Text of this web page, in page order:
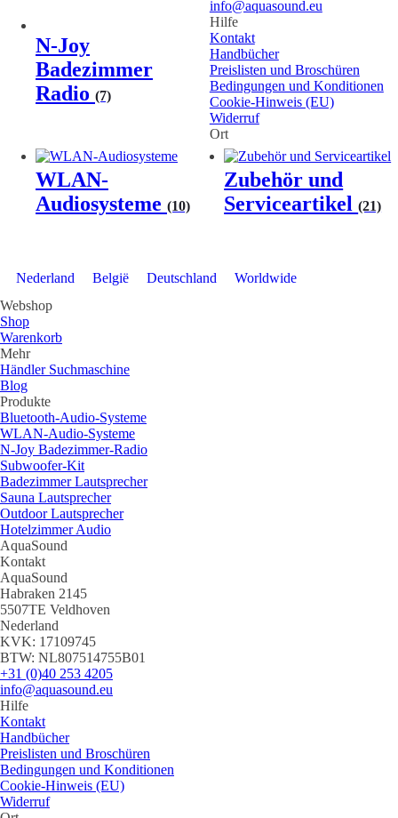
N-Joy
Badezimmer
Radio (7)
WLAN-
Audiosysteme (10)
Zubehör und
Serviceartikel(21)
info@aquasound.eu
Hilfe
Kontakt
Handbücher
Preislisten und Broschüren
Bedingungen und Konditionen
Cookie-Hinweis (EU)
Widerruf
Ort
Nederland België Deutschland
Worldwide
Webshop
Shop
Warenkorb
Mehr
Händler Suchmaschine
Blog
Produkte
Bluetooth-Audio-Systeme
WLAN-Audio-Systeme
N-Joy Badezimmer-Radio
Subwoofer-Kit
Badezimmer Lautsprecher
Sauna Lautsprecher
Outdoor Lautsprecher
Hotelzimmer Audio
AquaSound
Kontakt
AquaSound
Habraken 2145
5507TE Veldhoven
Nederland
KVK: 17109745
BTW: NL807514755B01
+31 (0)40 253 4205
info@aquasound.eu
Hilfe
Kontakt
Handbücher
Preislisten und Broschüren
Bedingungen und Konditionen
Cookie-Hinweis (EU)
Widerruf